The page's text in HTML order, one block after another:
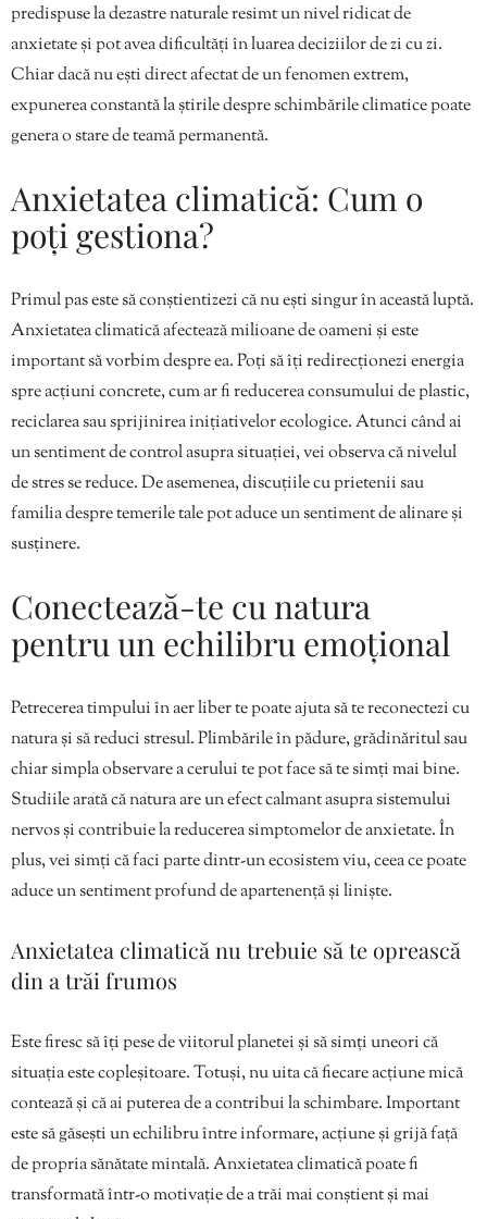
predispuse la dezastre naturale resimt un nivel ridicat de
anxietate și pot avea dificultăți în luarea deciziilor de zi cu zi.
Chiar dacă nu ești direct afectat de un fenomen extrem,
expunerea constantă la știrile despre schimbările climatice poate
genera o stare de teamă permanentă.
Anxietatea climatică: Cum o
poți gestiona?
Primul pas este să conștientizezi că nu ești singur în această luptă.
Anxietatea climatică afectează milioane de oameni și este
important să vorbim despre ea. Poți să îți redirecționezi energia
spre acțiuni concrete, cum ar fi reducerea consumului de plastic,
reciclarea sau sprijinirea inițiativelor ecologice. Atunci când ai
un sentiment de control asupra situației, vei observa că nivelul
de stres se reduce. De asemenea, discuțiile cu prietenii sau
familia despre temerile tale pot aduce un sentiment de alinare și
susținere.
Conectează-te cu natura
pentru un echilibru emoțional
Petrecerea timpului în aer liber te poate ajuta să te reconectezi cu
natura și să reduci stresul. Plimbările în pădure, grădinăritul sau
chiar simpla observare a cerului te pot face să te simți mai bine.
Studiile arată că natura are un efect calmant asupra sistemului
nervos și contribuie la reducerea simptomelor de anxietate. În
plus, vei simți că faci parte dintr-un ecosistem viu, ceea ce poate
aduce un sentiment profund de apartenență și liniște.
Anxietatea climatică nu trebuie să te oprească
din a trăi frumos
Este firesc să îți pese de viitorul planetei și să simți uneori că
situația este copleșitoare. Totuși, nu uita că fiecare acțiune mică
contează și că ai puterea de a contribui la schimbare. Important
este să găsești un echilibru între informare, acțiune și grijă față
de propria sănătate mintală. Anxietatea climatică poate fi
transformată într-o motivație de a trăi mai conștient și mai